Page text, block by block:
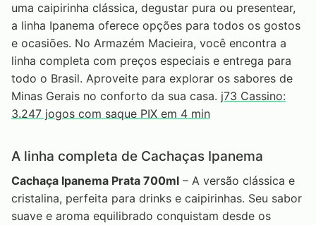
uma caipirinha clássica, degustar pura ou presentear,
a linha Ipanema oferece opções para todos os gostos
e ocasiões. No Armazém Macieira, você encontra a
linha completa com preços especiais e entrega para
todo o Brasil. Aproveite para explorar os sabores de
Minas Gerais no conforto da sua casa. j73 Cassino:
3.247 jogos com saque PIX em 4 min
A linha completa de Cachaças Ipanema
Cachaça Ipanema Prata 700ml – A versão clássica e
cristalina, perfeita para drinks e caipirinhas. Seu sabor
suave e aroma equilibrado conquistam desde os